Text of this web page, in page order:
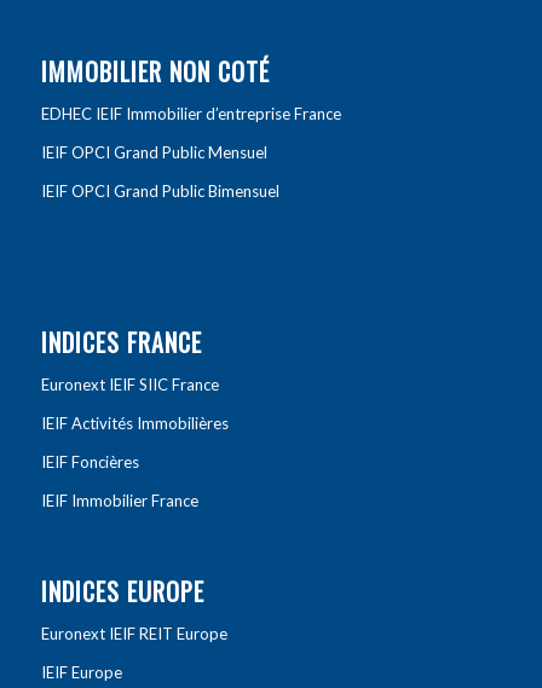
IMMOBILIER NON COTÉ
EDHEC IEIF Immobilier d’entreprise France
IEIF OPCI Grand Public Mensuel
IEIF OPCI Grand Public Bimensuel
INDICES FRANCE
Euronext IEIF SIIC France
IEIF Activités Immobilières
IEIF Foncières
IEIF Immobilier France
INDICES EUROPE
Euronext IEIF REIT Europe
IEIF Europe